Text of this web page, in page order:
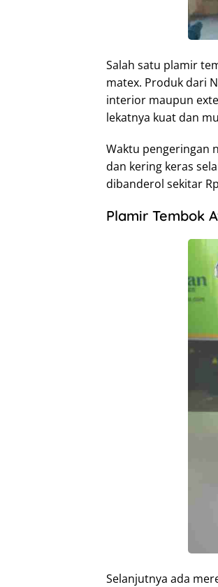
Salah satu plamir
matex. Produk dari
interior maupun
lekatnya kuat dan
Waktu pengeringan
dan kering keras
dibanderol sekitar
Plamir Tembok
Selanjutnya ada